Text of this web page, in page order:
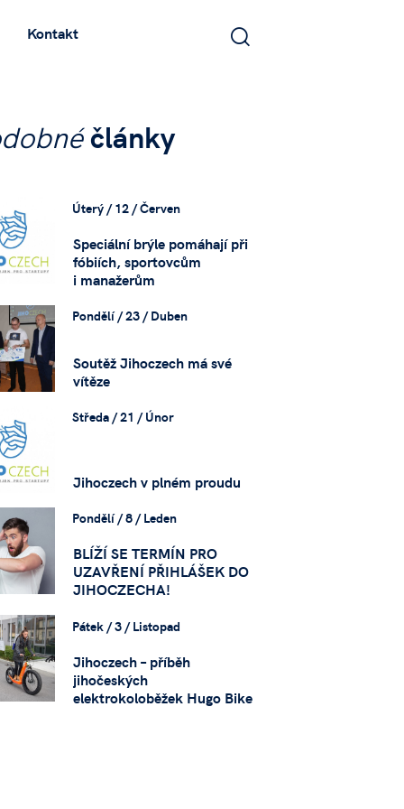
Kontakt
články
Úterý / 12 / Červen
Speciální brýle pomáhají při
fóbiích, sportovcům
i manažerům
Pondělí / 23 / Duben
Soutěž Jihoczech má své
vítěze
Středa / 21 / Únor
Jihoczech v plném proudu
Pondělí / 8 / Leden
BLÍŽÍ SE TERMÍN PRO
UZAVŘENÍ PŘIHLÁŠEK DO
JIHOCZECHA!
Pátek / 3 / Listopad
Jihoczech – příběh
jihočeských
elektrokoloběžek Hugo Bike